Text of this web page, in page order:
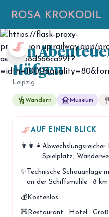
☀️ Heute
Plane mit Kroki
celebration
hiking Abenteuer
Unterkünfte
menu_book Guides
map Karte
chevron_left
Ein
Höfgen
Leipzig
hikingWandern museum Museum restaurant
AUF EINEN BLICK
👨‍👩‍👧
Spielplatz,
✨ Technische Schauanlage
an der Schiffsmühle · 8
💰Kostenlos
🧸Restaurant · Hotel ·